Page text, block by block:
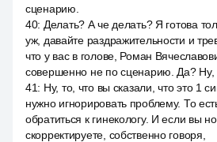
сценарию.
40: Делать? А че делать? Я готова
уж, давайте раздражительности и
что у вас в голове, Роман
совершенно не по сценарию. Да? Ну,
41: Ну, то, что вы сказали, что это 1
нужно игнорировать проблему. То
обратиться к гинекологу. И если вы
скорректируете, собственно говоря,